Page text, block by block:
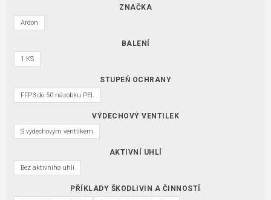
ZNAČKA
Ardon
BALENÍ
1 KS
STUPEŇ OCHRANY
FFP3 do 50 násobku PEL
VÝDECHOVÝ VENTILEK
S výdechovým ventilkem
AKTIVNÍ UHLÍ
Bez aktivního uhlí
PŘÍKLADY ŠKODLIVIN A ČINNOSTÍ